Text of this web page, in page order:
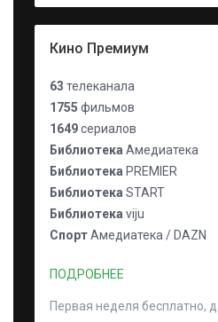
Кино Премиум
63 телеканала
1755 фильмов
1649сериалов
Библиотека Амедиатека
Библиотека PREMIER
Библиотека START
Библиотека viju
СпортАмедиатека / DAZN
ПОДРОБНЕЕ
Первая неделя бесплатно,